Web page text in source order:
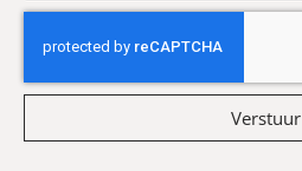
Verstuur